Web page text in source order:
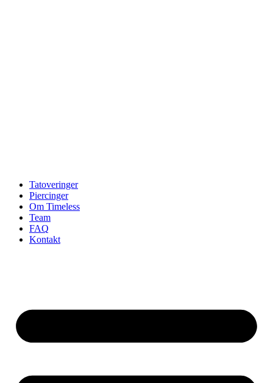
Tatoveringer
Piercinger
Om Timeless
Team
FAQ
Kontakt